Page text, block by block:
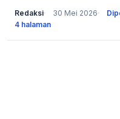
Redaksi 30 Mei 2026
4 halaman